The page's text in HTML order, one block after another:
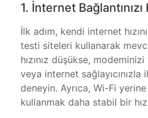
1. İnternet
İlk adım, kendi internet
testi siteleri kullanarak
hızınız düşükse,
veya internet
deneyin. Ayrıca, Wi-Fi
kullanmak daha stabil bir